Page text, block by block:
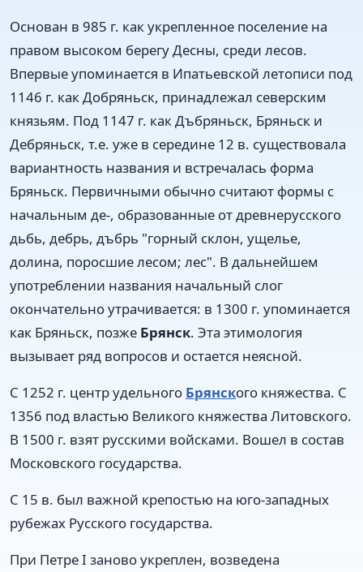
Основан в 985 г. как укрепленное поселение на
правом высоком берегу Десны, среди лесов.
Впервые упоминается в Ипатьевской летописи под
1146 г. как Добряньск, принадлежал северским
князьям. Под 1147 г. как Дъбряньск, Бряньск и
Дебряньск, т.е. уже в середине 12 в. существовала
вариантность названия и встречалась форма
Бряньск. Первичными обычно считают формы с
начальным де-, образованные от древнерусского
дьбь, дебрь, дъбрь "горный склон, ущелье,
долина, поросшие лесом; лес". В дальнейшем
употреблении названия начальный слог
окончательно утрачивается: в 1300 г. упоминается
как Бряньск, позже Брянск. Эта этимология
вызывает ряд вопросов и остается неясной.
С 1252 г. центр удельного Брянского княжества. С
1356 под властью Великого княжества Литовского.
В 1500 г. взят русскими войсками. Вошел в состав
Московского государства.
С 15 в. был важной крепостью на юго-западных
рубежах Русского государства.
При Петре I заново укреплен, возведена